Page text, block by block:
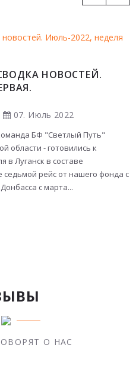
НОВОСТЕЙ.
07. Июль 2022
БФ "Светлый Путь"
области - готовились к
в Луганск в составе
седьмой рейс от нашего фонда с
с марта...
О НАС